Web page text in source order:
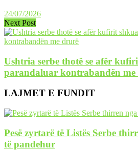
24/07/2026
Next Post
Ushtria serbe thotë se afër
parandaluar kontrabandën
LAJMET E FUNDIT
Pesë zyrtarë të Listës Serbe
të pandehur